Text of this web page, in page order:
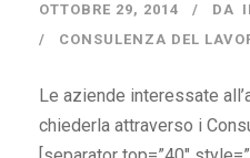
OTTOBRE 29, 2014 DA
CONSULENZA DEL
Le aziende interessate
chiederla attraverso i